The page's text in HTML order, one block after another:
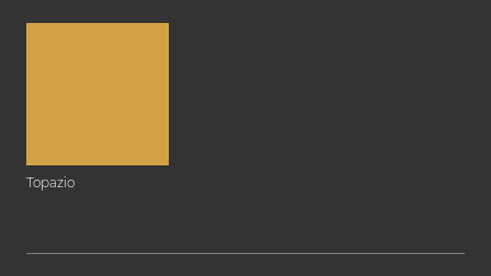
Topazio